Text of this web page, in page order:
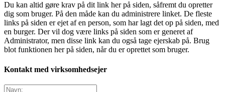
Du kan altid gøre krav på dit link her på siden, såfremt du opretter
dig som bruger. På den måde kan du administrere linket. De fleste
links på siden er ejet af en person, som har lagt det op på siden, med
en burger. Der vil dog være links på siden som er generet af
Administrator, men disse link kan du også tage ejerskab på. Brug
blot funktionen her på siden, når du er oprettet som bruger.
Kontakt med virksomhedsejer